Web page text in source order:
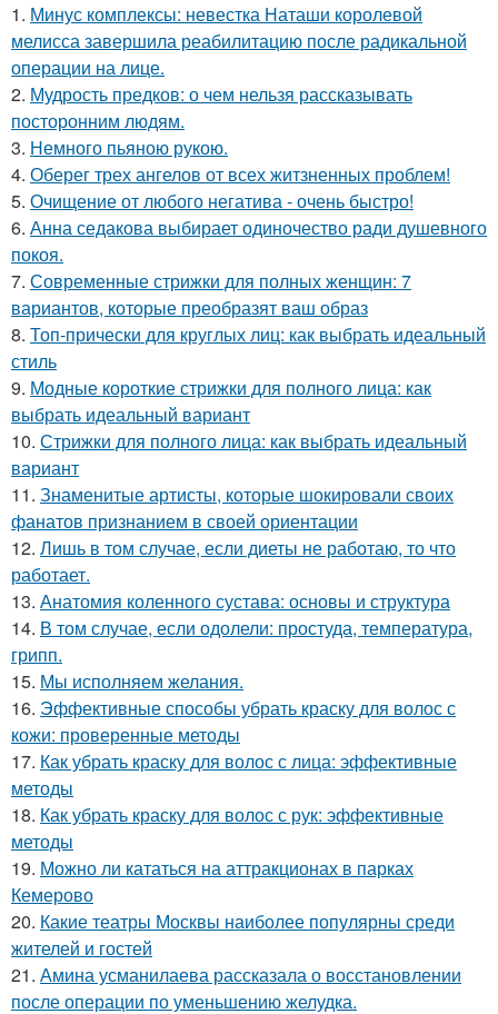
1. Минус комплексы: невестка Наташи королевой
мелисса завершила реабилитацию после радикальной
операции на лице.
2. Мудрость предков: о чем нельзя рассказывать
посторонним людям.
3. Немного пьяною рукою.
4. Оберег трех ангелов от всех житзненных проблем!
5. Очищение от любого негатива - очень быстро!
6. Анна седакова выбирает одиночество ради душевного
покоя.
7. Современные стрижки для полных женщин: 7
вариантов, которые преобразят ваш образ
8. Топ-прически для круглых лиц: как выбрать идеальный
стиль
9. Модные короткие стрижки для полного лица: как
выбрать идеальный вариант
10. Стрижки для полного лица: как выбрать идеальный
вариант
11. Знаменитые артисты, которые шокировали своих
фанатов признанием в своей ориентации
12. Лишь в том случае, если диеты не работаю, то что
работает.
13. Анатомия коленного сустава: основы и структура
14. В том случае, если одолели: простуда, температура,
грипп.
15. Мы исполняем желания.
16. Эффективные способы убрать краску для волос с
кожи: проверенные методы
17. Как убрать краску для волос с лица: эффективные
методы
18. Как убрать краску для волос с рук: эффективные
методы
19. Можно ли кататься на аттракционах в парках
Кемерово
20. Какие театры Москвы наиболее популярны среди
жителей и гостей
21. Амина усманилаева рассказала о восстановлении
после операции по уменьшению желудка.